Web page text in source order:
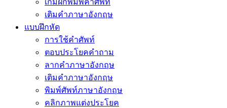
เกมฝึกพิมพ์คำศัพท์
เติมคำภาษาอังกฤษ
แบบฝึกหัด
การใช้คำศัพท์
ตอบประโยคคำถาม
ลากคำภาษาอังกฤษ
เติมคำภาษาอังกฤษ
พิมพ์ศัพท์ภาษาอังกฤษ
คลิกภาพแต่งประโยค